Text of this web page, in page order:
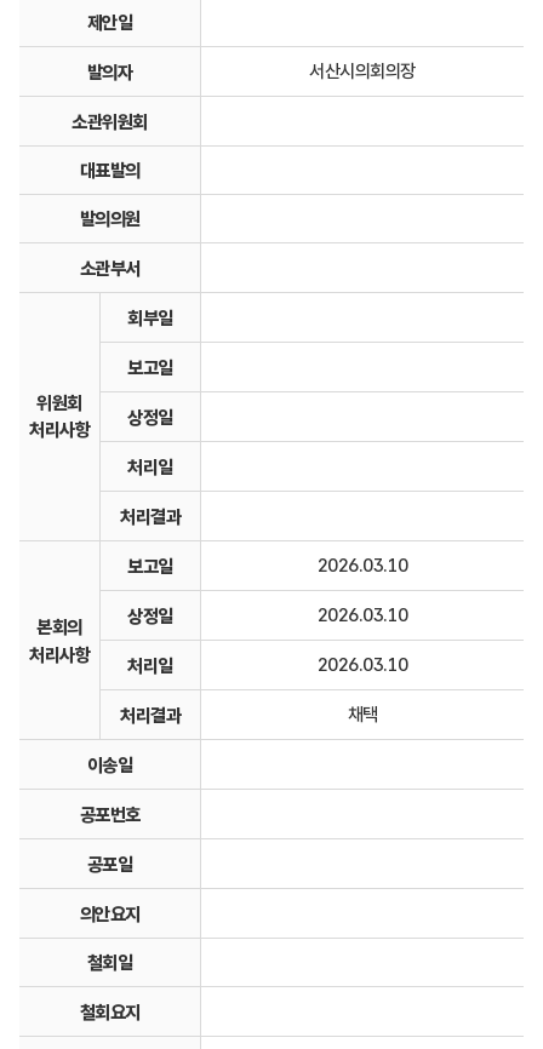
제안일
발의자 서산시의회의장
소관위원회
대표발의
발의의원
소관부서
위원회
처리사항
회부일
보고일
상정일
처리일
처리결과
본회의
처리사항
보고일 2026.03.10
상정일 2026.03.10
처리일 2026.03.10
처리결과 채택
이송일
공포번호
공포일
의안요지
철회일
철회요지